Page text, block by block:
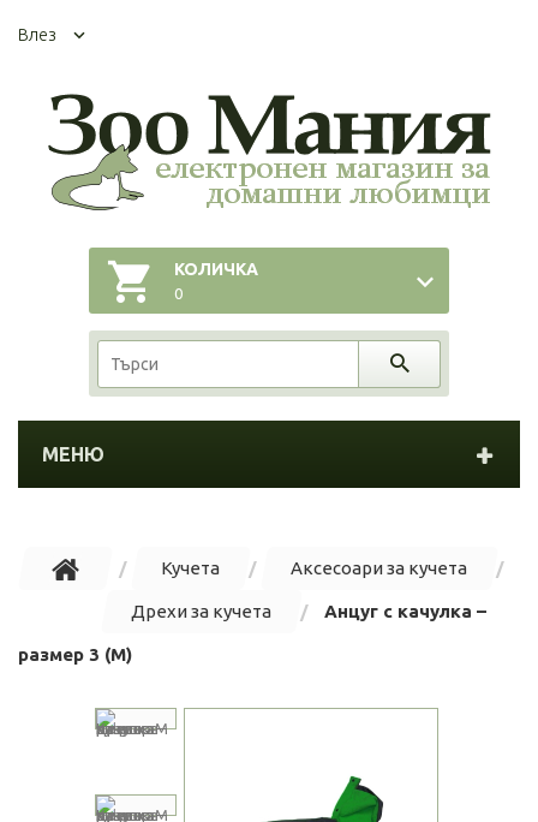
Влез
КОЛИЧКА
0
МЕНЮ
Кучета Аксесоари за кучета
Дрехи за кучета Анцуг с качулка –
размер 3 (M)